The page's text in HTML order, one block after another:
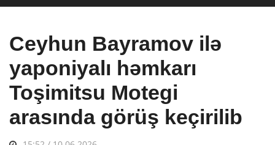
Ceyhun Bayramov ilə
yaponiyalı həmkarı
Toşimitsu Motegi
arasında görüş keçirilib